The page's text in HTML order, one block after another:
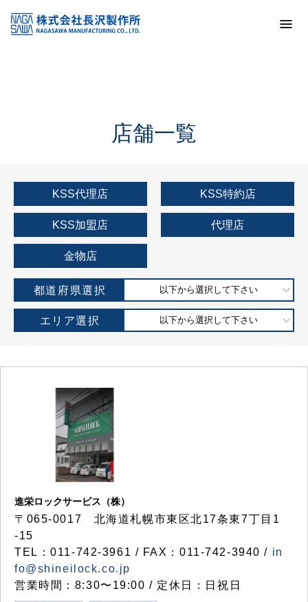
KSS加盟店・取扱店情報
店舗一覧
店舗一覧
KSS代理店 KSS特約店
KSS加盟店 代理店
金物店
都道府県選択 以下から選択して下さい
エリア選択 以下から選択して下さい
進栄ロックサービス（株）
〒065-0017 北海道札幌市東区北17条東7丁目1
-15
TEL：011-742-3961 / FAX：011-742-3940 / in
fo@shineilock.co.jp
営業時間：8:30〜19:00 / 定休日：日祝日